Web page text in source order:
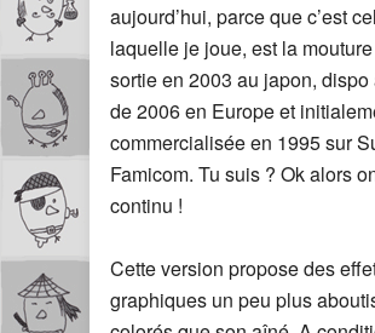
aujourd’hui, parce que c’est
laquelle je joue, est la
sortie en 2003 au japon, dispo
de 2006 en Europe et
commercialisée en 1995 sur
Famicom. Tu suis ? Ok alors
continu !
Cette version propose des
graphiques un peu plus